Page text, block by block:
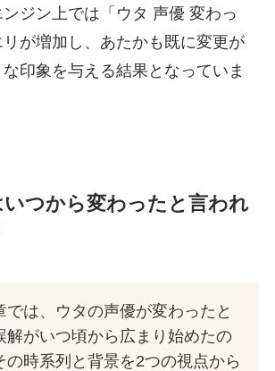
ジン上では「ウタ 声優 変わっ
が増加し、あたかも既に変更が
印象を与える結果となっていま
つから変わったと言われ
では、ウタの声優が変わったと
解がいつ頃から広まり始めたの
の時系列と背景を2つの視点から